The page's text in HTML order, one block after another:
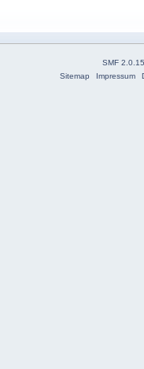
SMF
Sitemap
Impressum